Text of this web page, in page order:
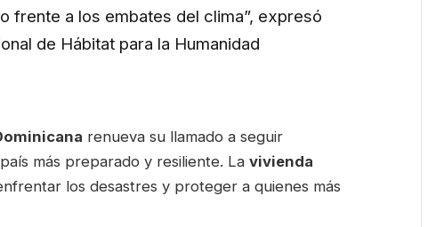
frente a los embates del clima”, expresó
de Hábitat para la Humanidad
renueva su llamado a seguir
más preparado y resiliente. La vivienda
los desastres y proteger a quienes más